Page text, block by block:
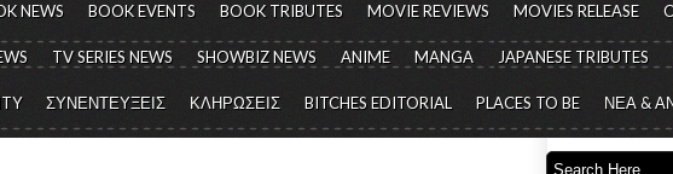
NEWS BOOK EVENTS BOOK TRIBUTES MOVIE REVIEWS MOVIES RELEASE
TV SERIES NEWS SHOWBIZ NEWS ANIME MANGA JAPANESE TRIBUTES
ΣΥΝΕΝΤΕΥΞΕΙΣ ΚΛΗΡΩΣΕΙΣ BITCHES EDITORIAL PLACES TO BE ΝΕΑ &